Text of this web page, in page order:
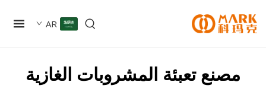
AR
مصنع تعبئة المشروبات الغازية